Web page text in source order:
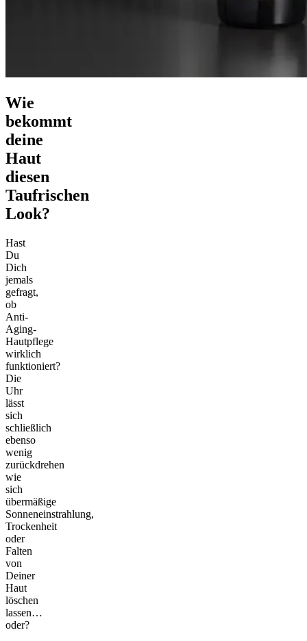
Wie
bekommt
deine
Haut
diesen
Taufrischen
Look?
Hast
Du
Dich
jemals
gefragt,
ob
Anti-
Aging-
Hautpflege
wirklich
funktioniert?
Die
Uhr
lässt
sich
schließlich
ebenso
wenig
zurückdrehen
wie
sich
übermäßige
Sonneneinstrahlung,
Trockenheit
oder
Falten
von
Deiner
Haut
löschen
lassen…
oder?